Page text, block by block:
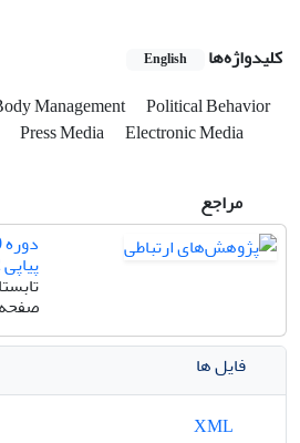
کلیدواژه‌ها English
Management Political Behavior
Press Media
Electronic Media
مراجع
پیاپی 2
تابستان
فایل ها